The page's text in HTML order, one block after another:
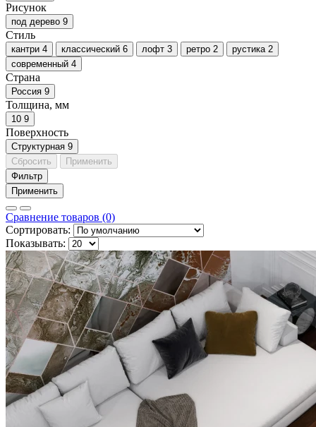
Рисунок
под дерево 9
Стиль
кантри 4 классический 6 лофт 3 ретро 2 рустика 2
современный 4
Страна
Россия 9
Толщина, мм
10 9
Поверхность
Cтруктурная 9
Сбросить
Применить
Фильтр
Применить
Сравнение товаров (0)
Сортировать:
Показывать: